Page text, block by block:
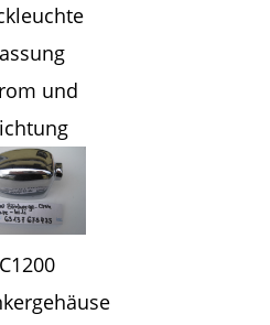
und
C1200